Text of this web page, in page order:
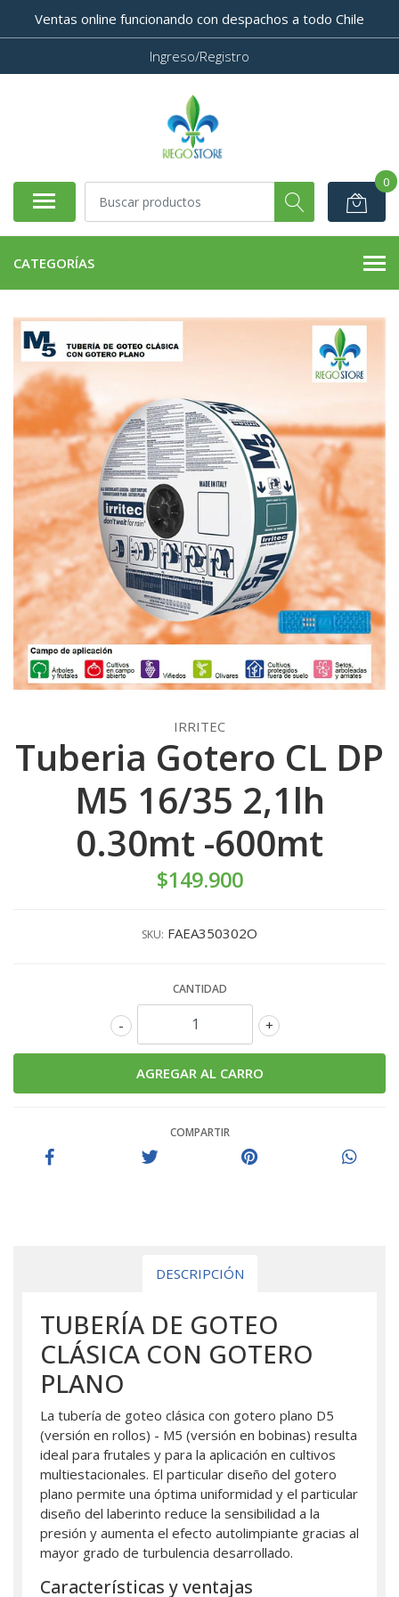
Ventas online funcionando con despachos a todo Chile
Ingreso/Registro
0
CATEGORÍAS
IRRITEC
Tuberia Gotero CL DP
M5 16/35 2,1lh
0.30mt -600mt
$149.900
SKU: FAEA350302O
CANTIDAD
+
-
COMPARTIR
DESCRIPCIÓN
TUBERÍA DE GOTEO
CLÁSICA CON GOTERO
PLANO
La tubería de goteo clásica con gotero plano D5
(versión en rollos) - M5 (versión en bobinas) resulta
ideal para frutales y para la aplicación en cultivos
multiestacionales. El particular diseño del gotero
plano permite una óptima uniformidad y el particular
diseño del laberinto reduce la sensibilidad a la
presión y aumenta el efecto autolimpiante gracias al
mayor grado de turbulencia desarrollado.
Características y ventajas